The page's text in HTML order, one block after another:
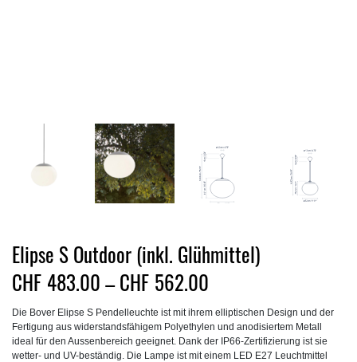
Elipse S Outdoor (inkl. Glühmittel)
CHF 483.00–CHF 562.00
CHF483.00
bis
CHF562.00
Die Bover Elipse S Pendelleuchte ist mit ihrem elliptischen Design und der
Fertigung aus widerstandsfähigem Polyethylen und anodisiertem Metall
ideal für den Aussenbereich geeignet. Dank der IP66-Zertifizierung ist sie
wetter- und UV-beständig. Die Lampe ist mit einem LED E27 Leuchtmittel